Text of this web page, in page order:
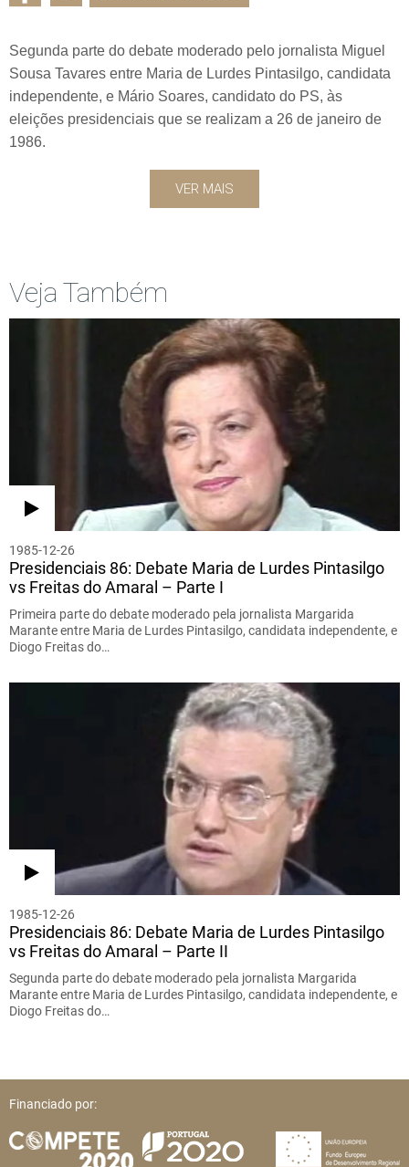
Segunda parte do debate moderado pelo jornalista Miguel
Sousa Tavares entre Maria de Lurdes Pintasilgo, candidata
independente, e Mário Soares, candidato do PS, às
eleições presidenciais que se realizam a 26 de janeiro de
1986.
VER MAIS
Veja Também
1985-12-26
Presidenciais 86: Debate Maria de Lurdes Pintasilgo
vs Freitas do Amaral – Parte I
Primeira parte do debate moderado pela jornalista Margarida
Marante entre Maria de Lurdes Pintasilgo, candidata independente, e
Diogo Freitas do…
1985-12-26
Presidenciais 86: Debate Maria de Lurdes Pintasilgo
vs Freitas do Amaral – Parte II
Segunda parte do debate moderado pela jornalista Margarida
Marante entre Maria de Lurdes Pintasilgo, candidata independente, e
Diogo Freitas do…
Financiado por: